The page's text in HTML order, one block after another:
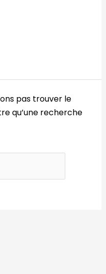
pas trouver le
qu’une recherche